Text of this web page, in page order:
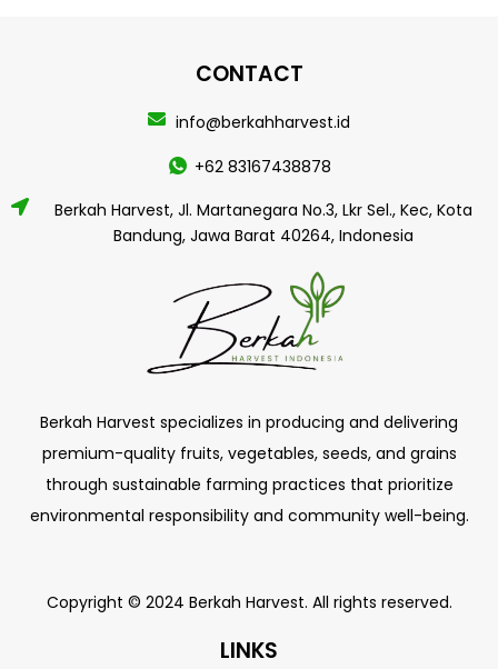
CONTACT
info@berkahharvest.id
+62 83167438878
Berkah Harvest, Jl. Martanegara No.3, Lkr Sel., Kec, Kota
Bandung, Jawa Barat 40264, Indonesia
Berkah Harvest specializes in producing and delivering
premium-quality fruits, vegetables, seeds, and grains
through sustainable farming practices that prioritize
environmental responsibility and community well-being.
Copyright © 2024 Berkah Harvest. All rights reserved.
LINKS